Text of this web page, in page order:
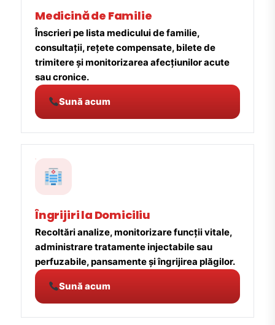
Medicină de Familie
Înscrieri pe lista medicului de familie,
consultații, rețete compensate, bilete de
trimitere și monitorizarea afecțiunilor acute
sau cronice.
Sună acum
Îngrijiri la Domiciliu
Recoltări analize, monitorizare funcții vitale,
administrare tratamente injectabile sau
perfuzabile, pansamente și îngrijirea plăgilor.
Sună acum